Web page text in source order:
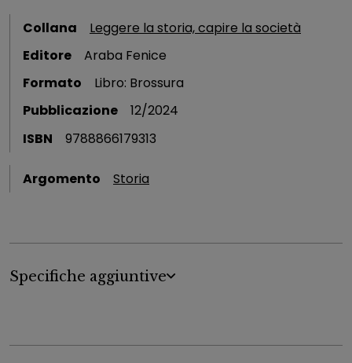
Collana
Leggere la storia, capire la società
Editore
Araba Fenice
Formato
Libro: Brossura
Pubblicazione
12/2024
ISBN
9788866179313
Argomento Storia
Specifiche aggiuntive